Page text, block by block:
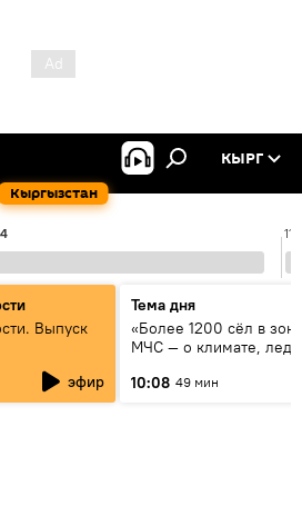
Кыргызстан
КЫРГ
Выпуск
эфир
Тема дня
«Более 1200 сёл в
МЧС — о климате,
населения
10:08 49 мин